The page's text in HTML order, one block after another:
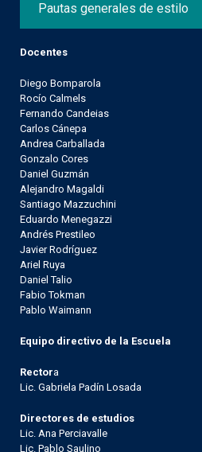
Pautas generales de estilo
Docentes
Diego Bomparola
Rocío Calmels
Fernando Candeias
Carlos Cánepa
Andrea Carballada
Gonzalo Cores
Daniel Guzmán
Alejandro Magaldi
Santiago Mazzuchini
Eduardo Menegazzi
Andrés Prestileo
Javier Rodríguez
Ariel Ruya
Daniel Talio
Fabio Tokman
Pablo Waimann
Equipo directivo de la Escuela
Rectora
Lic. Gabriela Padín Losada
Directores de estudios
Lic. Ana Perciavalle
Lic. Pablo Saulino